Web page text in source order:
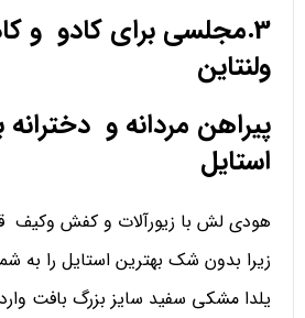
3.مجلسی برای کادو و
ولنتاین
پیراهن مردانه و دخترانه
استایل
هودی لش با زیورآلات و کفش وکیف
زیرا بدون شک بهترین استایل را به
یلدا مشکی سفید سایز بزرگ بافت